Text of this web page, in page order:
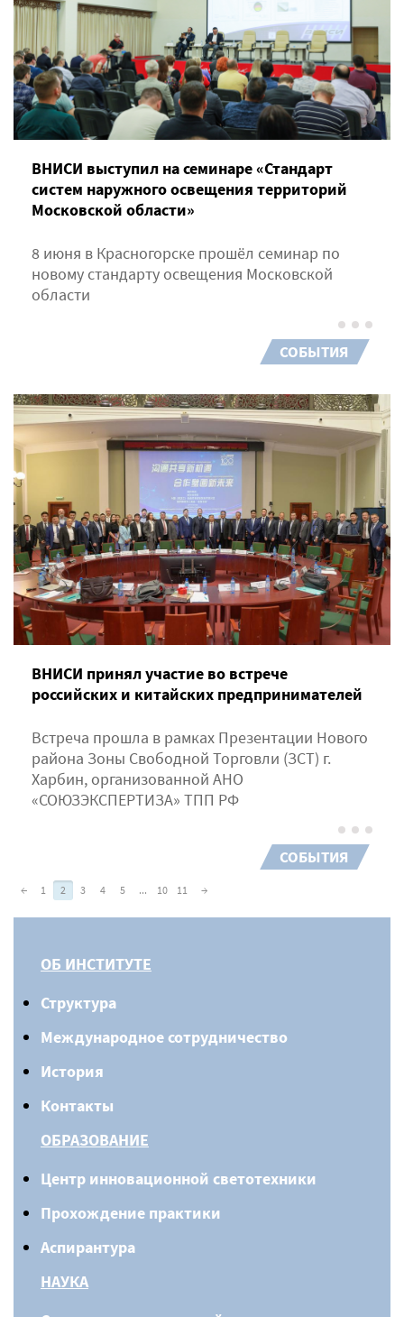
ВНИСИ выступил на семинаре «Стандарт
систем наружного освещения территорий
Московской области»
8 июня в Красногорске прошёл семинар по
новому стандарту освещения Московской
области
СОБЫТИЯ
ВНИСИ принял участие во встрече
российских и китайских предпринимателей
Встреча прошла в рамках Презентации Нового
района Зоны Свободной Торговли (ЗСТ) г.
Харбин, организованной АНО
«СОЮЗЭКСПЕРТИЗА» ТПП РФ
СОБЫТИЯ
← 1 2 3 4 5 ... 10 11 →
ОБ ИНСТИТУТЕ
Структура
Международное сотрудничество
История
Контакты
ОБРАЗОВАНИЕ
Центр инновационной светотехники
Прохождение практики
Аспирантура
НАУКА